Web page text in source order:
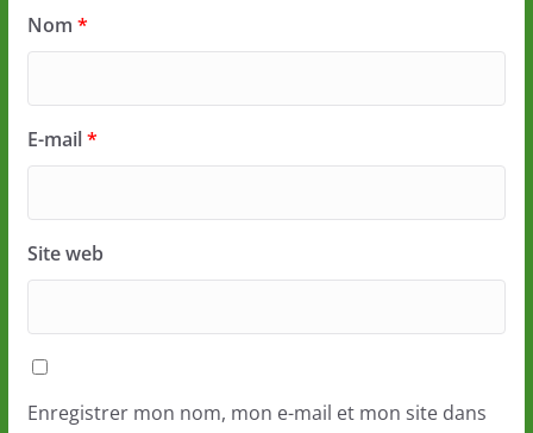
Nom *
E-mail*
Site web
Enregistrer mon nom, mon e-mail et mon site dans